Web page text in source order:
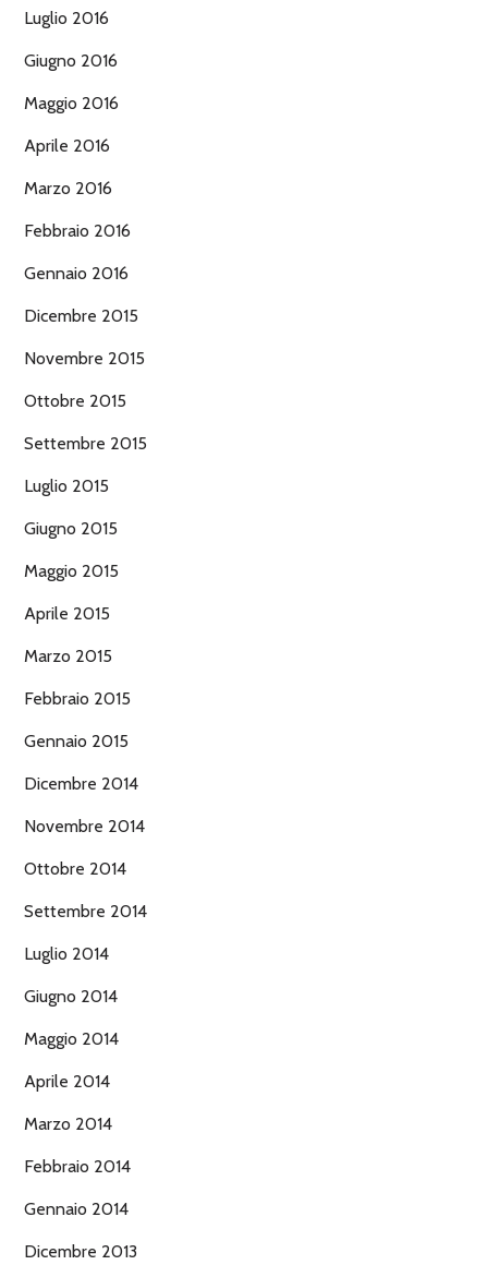
Luglio 2016
Giugno 2016
Maggio 2016
Aprile 2016
Marzo 2016
Febbraio 2016
Gennaio 2016
Dicembre 2015
Novembre 2015
Ottobre 2015
Settembre 2015
Luglio 2015
Giugno 2015
Maggio 2015
Aprile 2015
Marzo 2015
Febbraio 2015
Gennaio 2015
Dicembre 2014
Novembre 2014
Ottobre 2014
Settembre 2014
Luglio 2014
Giugno 2014
Maggio 2014
Aprile 2014
Marzo 2014
Febbraio 2014
Gennaio 2014
Dicembre 2013